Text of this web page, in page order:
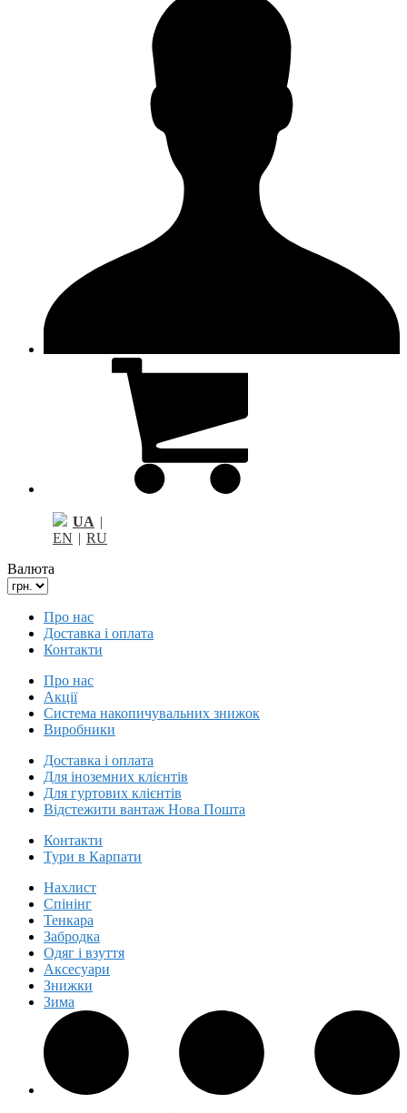
UA |
EN | RU
Валюта
Про нас
Доставка і оплата
Контакти
Про нас
Акції
Система накопичувальних знижок
Виробники
Доставка і оплата
Для іноземних клієнтів
Для гуртових клієнтів
Відстежити вантаж Нова Пошта
Контакти
Тури в Карпати
Нахлист
Спінінг
Тенкара
Забродка
Одяг і взуття
Аксесуари
Знижки
Зима